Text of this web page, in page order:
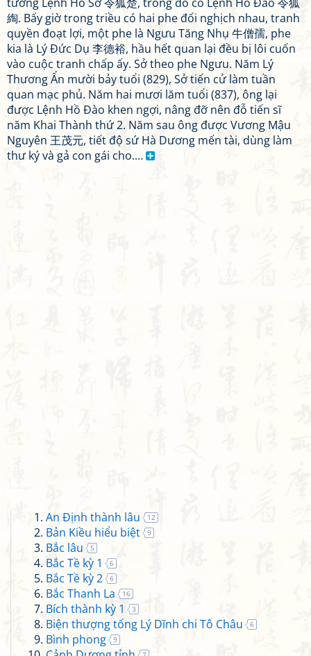
綯. Bấy giờ trong triều có hai phe đối nghịch nhau, tranh
quyền đoạt lợi, một phe là Ngưu Tăng Nhụ 牛僧孺, phe
kia là Lý Đức Dụ 李德裕, hầu hết quan lại đều bị lôi cuốn
vào cuộc tranh chấp ấy. Sở theo phe Ngưu. Năm Lý
Thương Ẩn mười bảy tuổi (829), Sở tiến cử làm tuần
quan mạc phủ. Năm hai mươi lăm tuổi (837), ông lại
được Lệnh Hồ Đào khen ngợi, nâng đỡ nên đỗ tiến sĩ
năm Khai Thành thứ 2. Năm sau ông được Vương Mậu
Nguyên 王茂元, tiết độ sứ Hà Dương mến tài, dùng làm
thư ký và gả con gái cho.…
An Định thành lâu 12
Bản Kiều hiểu biệt 9
Bắc lâu 5
Bắc Tề kỳ 1 6
Bắc Tề kỳ 2 6
Bắc Thanh La 16
Bích thành kỳ 1 3
Biện thượng tống Lý Dĩnh chi Tô Châu 6
Bình phong 9